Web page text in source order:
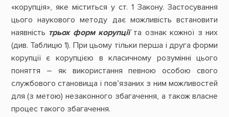
«корупція», яке міститься у ст. 1 Закону. Застосування
цього наукового методу дає можливість встановити
наявність трьох форм корупціїта ознак кожної з них
(див. Таблицю 1). При цьому тільки перша і друга форми
корупції є корупцією в класичному розумінні цього
поняття – як використання певною особою свого
службового становища і пов’язаних з ним можливостей
для (з метою) незаконного збагачення, а також власне
процес такого збагачення.